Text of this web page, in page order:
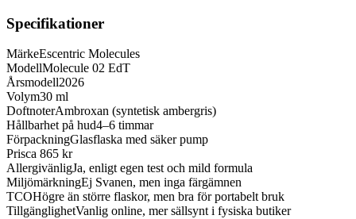
Specifikationer
MärkeEscentric Molecules
ModellMolecule 02 EdT
Årsmodell2026
Volym30 ml
DoftnoterAmbroxan (syntetisk ambergris)
Hållbarhet på hud4–6 timmar
FörpackningGlasflaska med säker pump
Prisca 865 kr
AllergivänligJa, enligt egen test och mild formula
MiljömärkningEj Svanen, men inga färgämnen
TCOHögre än större flaskor, men bra för portabelt bruk
TillgänglighetVanlig online, mer sällsynt i fysiska butiker